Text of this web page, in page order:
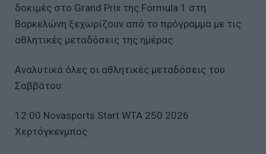
δοκιμές στο Grand Prix της Formula 1 στη
Βαρκελώνη ξεχωρίζουν από το πρόγραμμα με τις
αθλητικές μεταδόσεις της ημέρας.
Αναλυτικά όλες οι αθλητικές μεταδόσεις του
Σαββάτου:
12:00 Novasports Start WTA 250 2026
Χερτόγκενμπος